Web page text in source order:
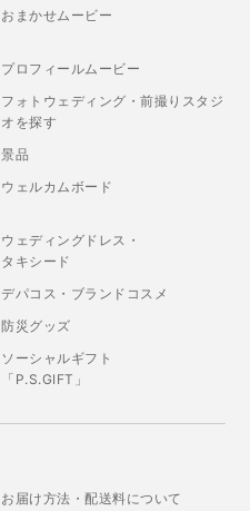
おまかせムービー
プロフィールムービー
フォトウェディング・前撮りスタジ
オを探す
景品
ウェルカムボード
ウェディングドレス・
タキシード
デパコス・ブランドコスメ
防災グッズ
ソーシャルギフト
「P.S.GIFT」
お届け方法・配送料について